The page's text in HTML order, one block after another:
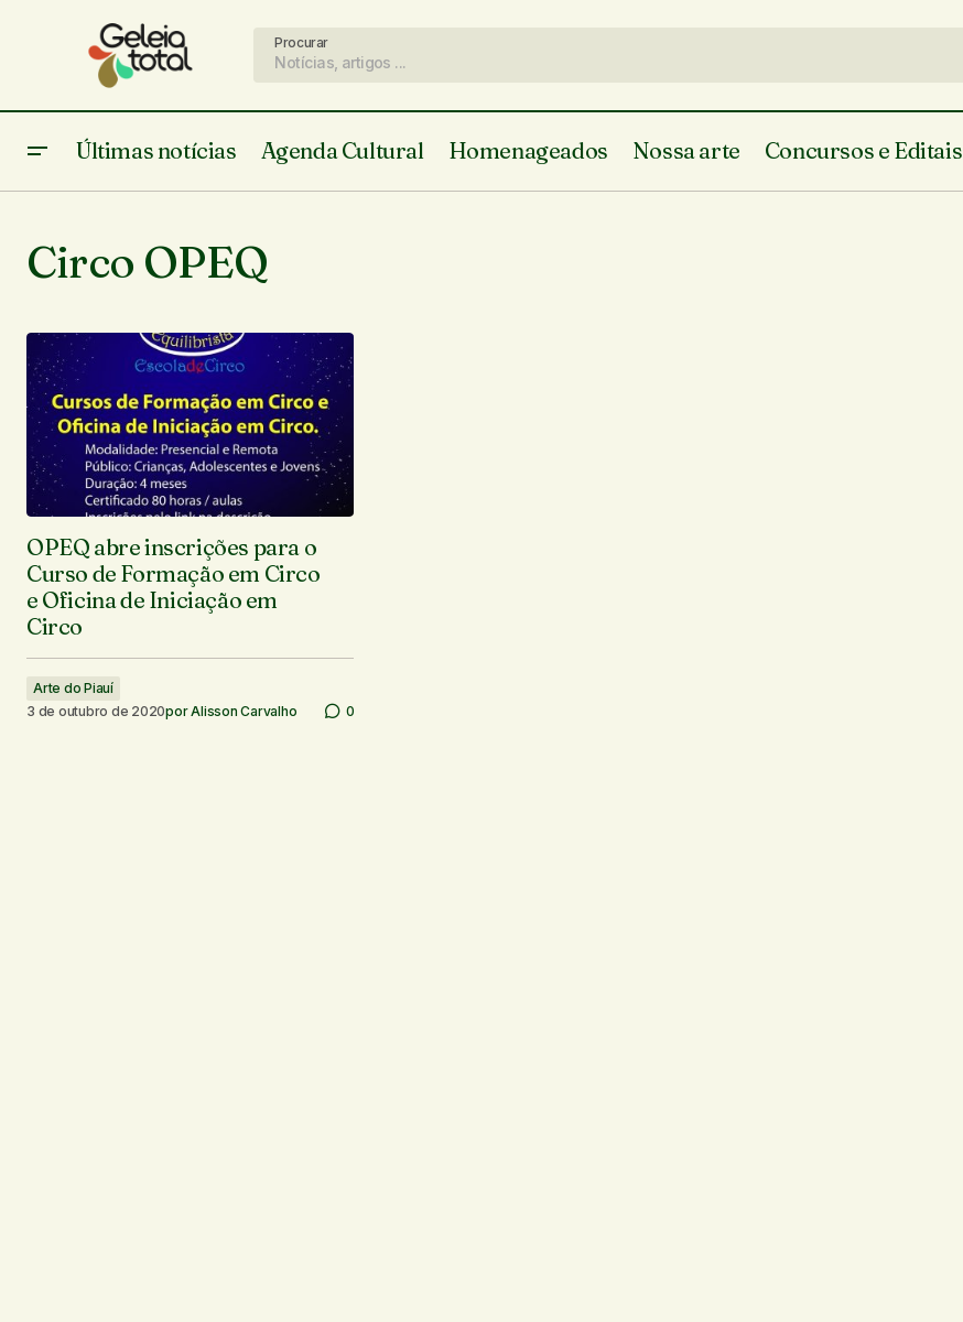
Procurar
Últimas notícias Agenda Cultural Homenageados Nossa arte Concursos e Editais
Circo OPEQ
OPEQ abre inscrições para o
Curso de Formação em Circo
e Oficina de Iniciação em
Circo
Arte do Piauí
3 de outubro de 2020porAlisson Carvalho 0